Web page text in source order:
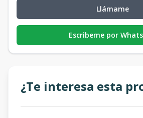
Llámame
Escribeme por
¿Te interesa esta